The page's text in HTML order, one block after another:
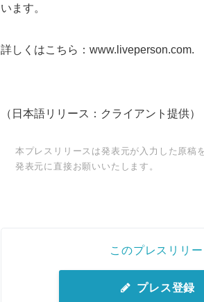
います。
詳しくはこちら：www.liveperson.com.
（日本語リリース：クライアント提供）
本プレスリリースは発表元が入力した原稿
発表元に直接お願いいたします。
このプレスリリ
プレス登録